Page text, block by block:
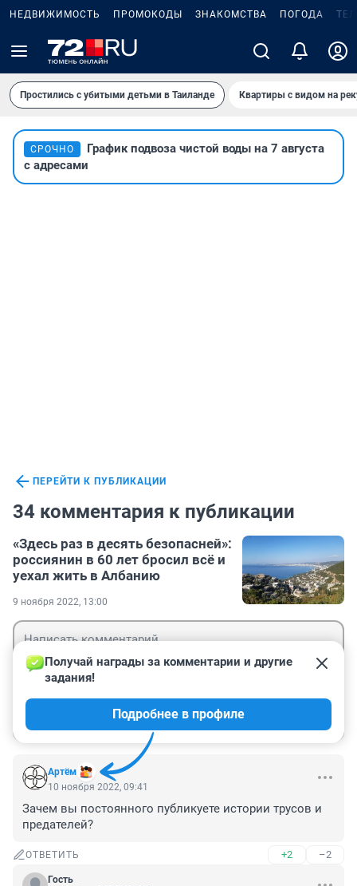
НЕДВИЖИМОСТЬ ПРОМОКОДЫ ЗНАКОМСТВА ПОГОДА
Простились с убитыми детьми в Таиланде Квартиры с видом на
СРОЧНО
График подвоза чистой воды на 7 августа
с адресами
ПЕРЕЙТИ К ПУБЛИКАЦИИ
34 комментария к публикации
«Здесь раз в десять безопасней»:
россиянин в 60 лет бросил всё и
уехал жить в Албанию
9 ноября 2022, 13:00
Aртём
Получай награды за комментарии и другие
задания!
Подробнее в профиле
10 ноября 2022, 09:41
Зачем вы постоянного публикуете истории трусов и
предателей?
ОТВЕТИТЬ +2 –2
Гость